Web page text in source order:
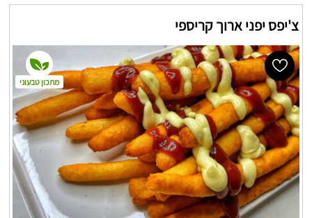
צ'יפס יפני ארוך קריספי
מתכון טבעוני